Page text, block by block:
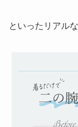
といったリアル